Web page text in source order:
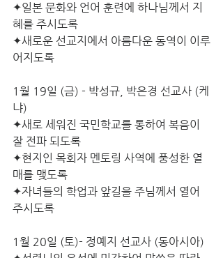
✦일본 문화와 언어 훈련에 하나님께서 지
혜를 주시도록
✦새로운 선교지에서 아름다운 동역이 이루
어지도록
1월 19일 (금) - 박성규, 박은경 선교사 (케
냐)
✦새로 세워진 국민학교를 통하여 복음이
잘 전파 되도록
✦현지인 목회자 멘토링 사역에 풍성한 열
매를 맺도록
✦자녀들의 학업과 앞길을 주님께서 열어
주시도록
1월 20일 (토)- 정예지 선교사 (동아시아)